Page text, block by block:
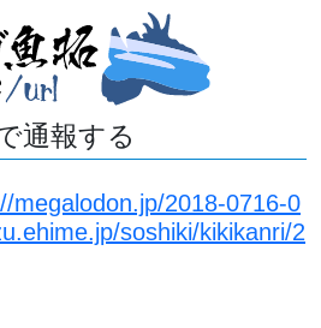
通報する
megalodon.jp/2018-0716-0
soshiki/kikikanri/2